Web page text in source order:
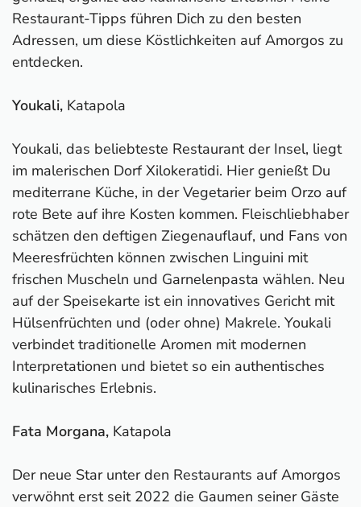
Restaurant-Tipps führen Dich zu den besten
Adressen, um diese Köstlichkeiten auf Amorgos zu
entdecken.
Youkali, Katapola
Youkali, das beliebteste Restaurant der Insel, liegt
im malerischen Dorf Xilokeratidi. Hier genießt Du
mediterrane Küche, in der Vegetarier beim Orzo auf
rote Bete auf ihre Kosten kommen. Fleischliebhaber
schätzen den deftigen Ziegenauflauf, und Fans von
Meeresfrüchten können zwischen Linguini mit
frischen Muscheln und Garnelenpasta wählen. Neu
auf der Speisekarte ist ein innovatives Gericht mit
Hülsenfrüchten und (oder ohne) Makrele. Youkali
verbindet traditionelle Aromen mit modernen
Interpretationen und bietet so ein authentisches
kulinarisches Erlebnis.
Fata Morgana, Katapola
Der neue Star unter den Restaurants auf Amorgos
verwöhnt erst seit 2022 die Gaumen seiner Gäste